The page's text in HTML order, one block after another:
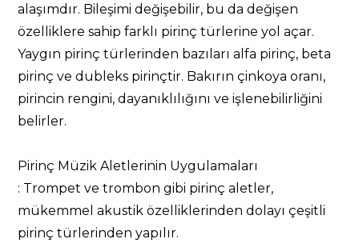
alaşımdır. Bileşimi değişebilir, bu da değişen
özelliklere sahip farklı pirinç türlerine yol açar.
Yaygın pirinç türlerinden bazıları alfa pirinç, beta
pirinç ve dubleks pirinçtir. Bakırın çinkoya oranı,
pirincin rengini, dayanıklılığını ve işlenebilirliğini
belirler.
Pirinç Müzik Aletlerinin Uygulamaları
: Trompet ve trombon gibi pirinç aletler,
mükemmel akustik özelliklerinden dolayı çeşitli
pirinç türlerinden yapılır.